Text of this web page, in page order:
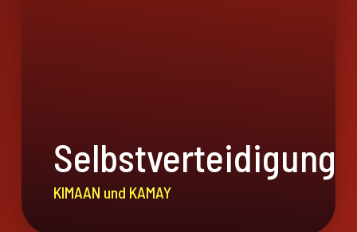
Selbstverteidigung
KIMAAN und KAMAY